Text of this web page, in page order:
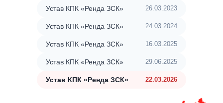
Устав КПК «Ренда ЗСК» 26.03.2023
Устав КПК «Ренда ЗСК» 24.03.2024
Устав КПК «Ренда ЗСК» 16.03.2025
Устав КПК «Ренда ЗСК» 29.06.2025
Устав КПК «Ренда ЗСК» 22.03.2026